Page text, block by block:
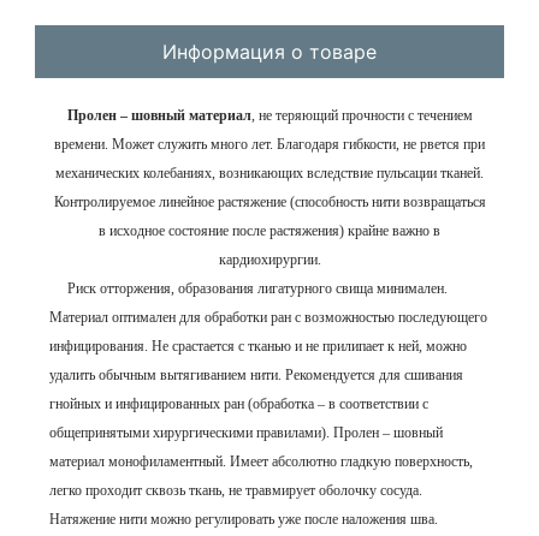
Информация о товаре
Пролен – шовный материал, не теряющий прочности с течением
времени. Может служить много лет. Благодаря гибкости, не рвется при
механических колебаниях, возникающих вследствие пульсации тканей.
Контролируемое линейное растяжение (способность нити возвращаться
в исходное состояние после растяжения) крайне важно в
кардиохирургии.
Риск отторжения, образования лигатурного свища минимален.
Материал оптимален для обработки ран с возможностью последующего
инфицирования. Не срастается с тканью и не прилипает к ней, можно
удалить обычным вытягиванием нити. Рекомендуется для сшивания
гнойных и инфицированных ран (обработка – в соответствии с
общепринятыми хирургическими правилами). Пролен – шовный
материал монофиламентный. Имеет абсолютно гладкую поверхность,
легко проходит сквозь ткань, не травмирует оболочку сосуда.
Натяжение нити можно регулировать уже после наложения шва.